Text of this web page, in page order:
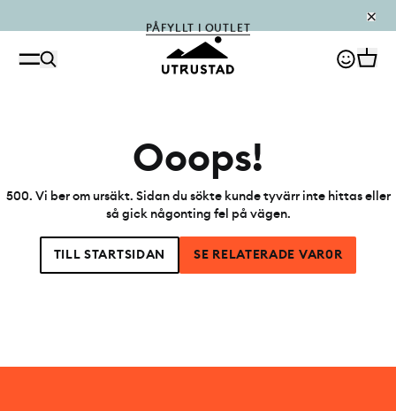
PÅFYLLT I OUTLET
Ooops!
500. Vi ber om ursäkt. Sidan du sökte kunde tyvärr inte hittas eller
så gick någonting fel på vägen.
TILL STARTSIDAN SE RELATERADE VAR0R